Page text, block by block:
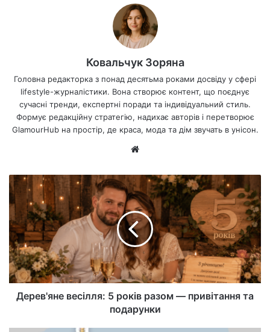
Ковальчук Зоряна
Головна редакторка з понад десятьма роками досвіду у сфері
lifestyle-журналістики. Вона створює контент, що поєднує
сучасні тренди, експертні поради та індивідуальний стиль.
Формує редакційну стратегію, надихає авторів і перетворює
GlamourHub на простір, де краса, мода та дім звучать в унісон.
са
йт
Дерев'яне весілля: 5 років разом — привітання та
подарунки